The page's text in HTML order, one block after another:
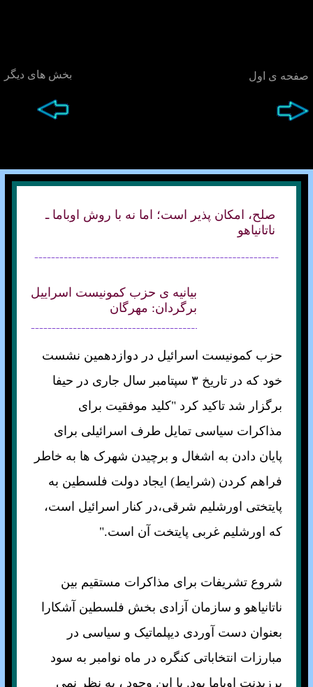
بخش های ديگر صفحه ی اول
صلح، امکان پذير است؛ اما نه با روش اوباما ـ
ناتانياهو
بيانيه ی حزب کمونيست اسراييل
برگردان: مهرگان
حزب کمونيست اسرائيل در دوازدهمين نشست
خود که در تاريخ ٣ سپتامبر سال جاری در حيفا
برگزار شد تاکيد کرد "کليد موفقيت برای
مذاکرات سياسی تمايل طرف اسرائيلی برای
پايان دادن به اشغال و برچيدن شهرک ها به خاطر
فراهم کردن (شرايط) ايجاد دولت فلسطين به
پايتختی اورشليم شرقی،در کنار اسرائيل است،
که اورشليم غربی پايتخت آن است."
شروع تشريفات برای مذاکرات مستقيم بين
ناتانياهو و سازمان آزادی بخش فلسطين آشکارا
بعنوان دست آوردی ديپلماتيک و سياسی در
مبارزات انتخاباتی کنگره در ماه نوامبر به سود
پرزيدنت اوباما بود. با اين وجود ، به نظر نمی